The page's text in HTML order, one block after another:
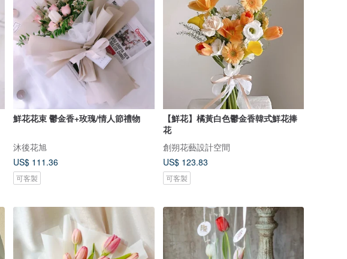
鮮花花束 鬱金香+玫瑰/情人節禮物
沐後花旭
US$ 111.36
可客製
【鮮花】橘黃白色鬱金香韓式鮮花捧
花
創朔花藝設計空間
US$ 123.83
可客製